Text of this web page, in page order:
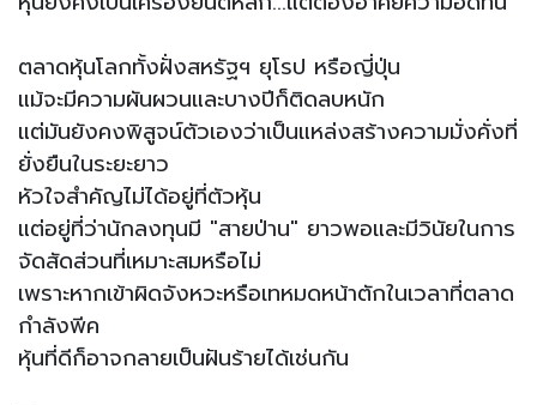
ตลาดหุ้นโลกทั้งฝั่งสหรัฐฯ ยุโรป หรือญี่ปุ่น
แม้จะมีความผันผวนและบางปีก็ติดลบหนัก
แต่มันยังคงพิสูจน์ตัวเองว่าเป็นแหล่งสร้างความมั่งคั่งที่
ยั่งยืนในระยะยาว
หัวใจสำคัญไม่ได้อยู่ที่ตัวหุ้น
แต่อยู่ที่ว่านักลงทุนมี "สายป่าน" ยาวพอและมีวินัยในการ
จัดสัดส่วนที่เหมาะสมหรือไม่
เพราะหากเข้าผิดจังหวะหรือเทหมดหน้าตักในเวลาที่ตลาด
กำลังพีค
หุ้นที่ดีก็อาจกลายเป็นฝันร้ายได้เช่นกัน